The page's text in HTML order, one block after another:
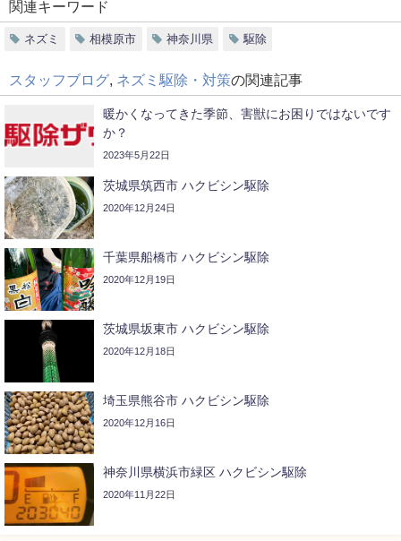
関連キーワード
ネズミ 相模原市 神奈川県 駆除
スタッフブログ ネズミ駆除・対策の関連記事
暖かくなってきた季節、害獣にお困りではないです
か？
2023年5月22日
茨城県筑西市 ハクビシン駆除
2020年12月24日
千葉県船橋市 ハクビシン駆除
2020年12月19日
茨城県坂東市 ハクビシン駆除
2020年12月18日
埼玉県熊谷市 ハクビシン駆除
2020年12月16日
神奈川県横浜市緑区 ハクビシン駆除
2020年11月22日